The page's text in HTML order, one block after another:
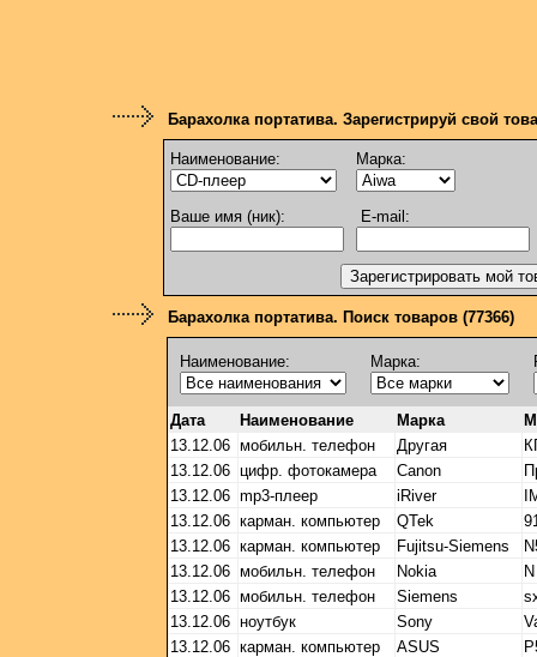
Барахолка портатива. Зарегистрируй свой
Наименование: Марка:
Ваше имя (ник): E-mail:
Барахолка портатива. Поиск товаров (77366)
Наименование: Марка:
Дата Наименование Марка
13.12.06 мобильн. телефон Другая
13.12.06 цифр. фотокамера Canon
13.12.06 mp3-плеер iRiver
13.12.06 карман. компьютер QTek
13.12.06 карман. компьютер Fujitsu-Siemens
13.12.06 мобильн. телефон Nokia
13.12.06 мобильн. телефон Siemens
13.12.06 ноутбук Sony
13.12.06 карман. компьютер ASUS